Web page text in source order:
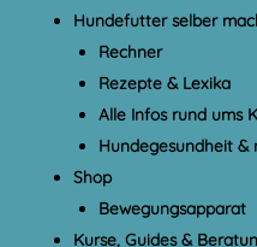
Hundefutter selber
Rechner
Rezepte & Lexika
Alle Infos rund ums
Hundegesundheit &
Shop
Bewegungsapparat
Kurse, Guides &